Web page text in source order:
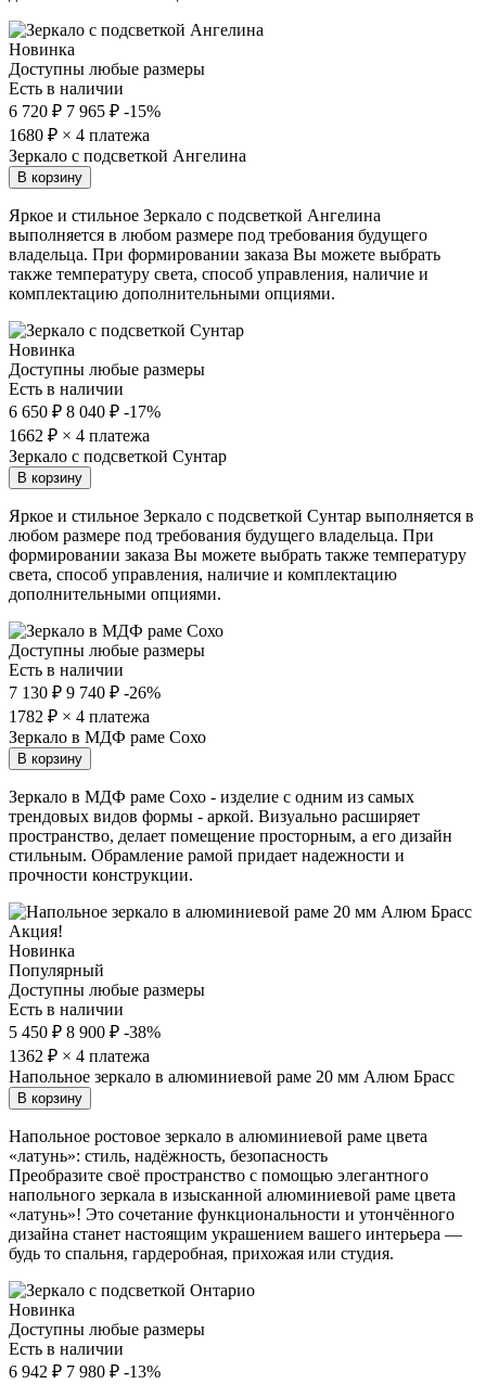
Новинка
Доступны любые размеры
Есть в наличии
6 720 ₽ 7 965 ₽ -15%
1680 ₽ × 4 платежа
Зеркало с подсветкой Ангелина
В корзину
Яркое и стильное Зеркало с подсветкой Ангелина
выполняется в любом размере под требования будущего
владельца. При формировании заказа Вы можете выбрать
также температуру света, способ управления, наличие и
комплектацию дополнительными опциями.
Новинка
Доступны любые размеры
Есть в наличии
6 650 ₽ 8 040 ₽ -17%
1662 ₽ × 4 платежа
Зеркало с подсветкой Сунтар
В корзину
Яркое и стильное Зеркало с подсветкой Сунтар выполняется в
любом размере под требования будущего владельца. При
формировании заказа Вы можете выбрать также температуру
света, способ управления, наличие и комплектацию
дополнительными опциями.
Доступны любые размеры
Есть в наличии
7 130 ₽ 9 740 ₽ -26%
1782 ₽ × 4 платежа
Зеркало в МДФ раме Сохо
В корзину
Зеркало в МДФ раме Сохо - изделие с одним из самых
трендовых видов формы - аркой. Визуально расширяет
пространство, делает помещение просторным, а его дизайн
стильным. Обрамление рамой придает надежности и
прочности конструкции.
Акция!
Новинка
Популярный
Доступны любые размеры
Есть в наличии
5 450 ₽ 8 900 ₽ -38%
1362 ₽ × 4 платежа
Напольное зеркало в алюминиевой раме 20 мм Алюм Брасс
В корзину
Напольное ростовое зеркало в алюминиевой раме цвета
«латунь»: стиль, надёжность, безопасность
Преобразите своё пространство с помощью элегантного
напольного зеркала в изысканной алюминиевой раме цвета
«латунь»! Это сочетание функциональности и утончённого
дизайна станет настоящим украшением вашего интерьера —
будь то спальня, гардеробная, прихожая или студия.
Новинка
Доступны любые размеры
Есть в наличии
6 942 ₽ 7 980 ₽ -13%